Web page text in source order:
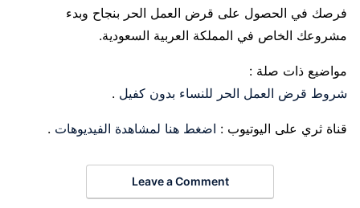
فرصك في الحصول على قرض العمل الحر بنجاح وبدء
مشروعك الخاص في المملكة العربية السعودية.
مواضيع ذات صلة :
شروط قرض العمل الحر للنساء بدون كفيل .
قناة ثري على اليوتيوب : اضغط هنا لمشاهدة الفيديوهات .
Leave a Comment